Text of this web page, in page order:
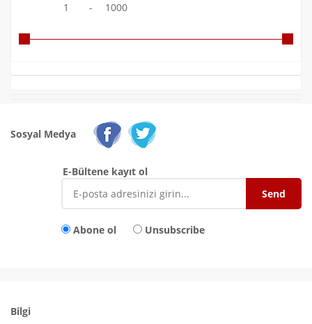
1 - 1000
Sosyal Medya
E-Bültene kayıt ol
Abone ol Unsubscribe
Bilgi